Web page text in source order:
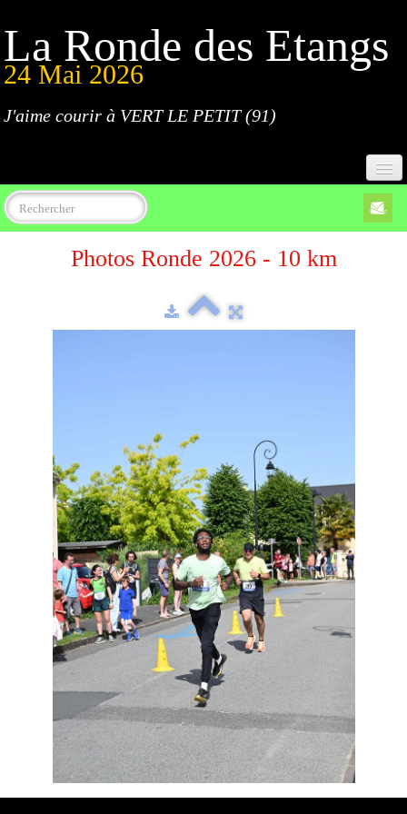
La Ronde des Etangs
24 Mai 2026
J'aime courir à VERT LE PETIT (91)
Accueil
Programme
Devenez bénévoles
Partenaires
Photos▼
Photos Ronde 2026 - 10 km